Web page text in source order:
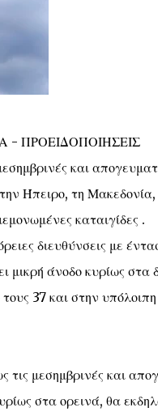
- ΠΡΟΕΙΔΟΠΟΙΗΣΕΙΣ
και
Ήπειρο, τη
καταιγίδες .
διευθύνσεις με
μικρή άνοδο κυρίως
37 και στην
τις μεσημβρινές και
στα ορεινά, θα